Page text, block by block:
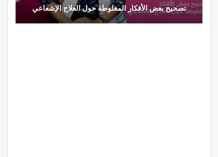
تصحيح بعض الأفكار المغلوطة حول العلاج الإشعاعي